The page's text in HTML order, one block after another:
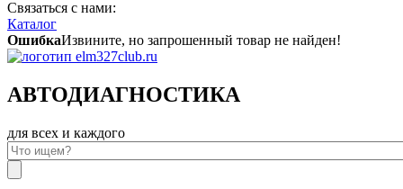
Связаться с нами:
Каталог
ОшибкаИзвините, но запрошенный товар не найден!
АВТОДИАГНОСТИКА
для всех и каждого